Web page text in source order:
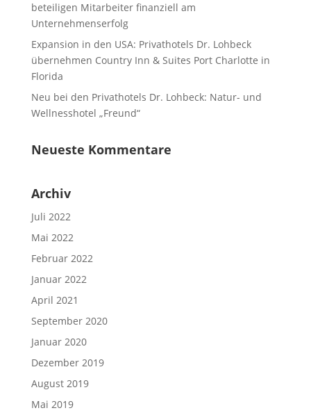
beteiligen Mitarbeiter finanziell am
Unternehmenserfolg
Expansion in den USA: Privathotels Dr. Lohbeck
übernehmen Country Inn & Suites Port Charlotte in
Florida
Neu bei den Privathotels Dr. Lohbeck: Natur- und
Wellnesshotel „Freund“
Neueste Kommentare
Archiv
Juli 2022
Mai 2022
Februar 2022
Januar 2022
April 2021
September 2020
Januar 2020
Dezember 2019
August 2019
Mai 2019